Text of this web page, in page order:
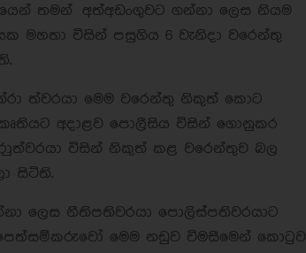
තමන් අත්අඩංගුවට ගන්නා ලෙස නියම
මහතා විසින් පසුගිය 6 වැනිදා වරෙන්තු
ත්වරයා මෙම වරෙන්තු නිකුත් කොට
අදාළව පොලීසිය විසින් ගොනුකර
විසින් නිකුත් කළ වරෙන්තුව බල
සිටිති.
ලෙස නීතිපතිවරයා පොලිස්පතිවරයාට
මෙම නඩුව විමසීමෙන් කොටුව